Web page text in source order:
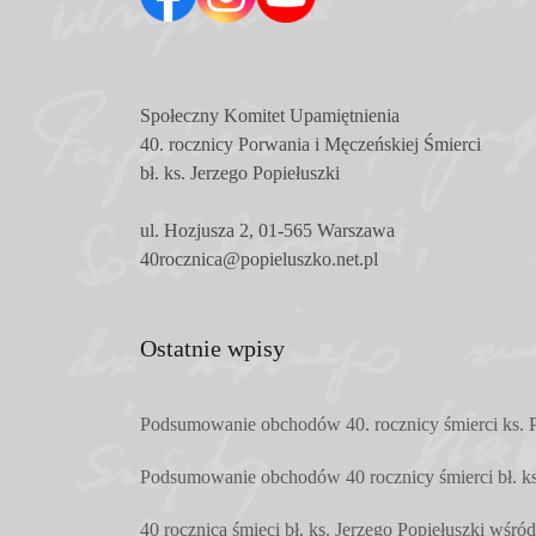
Społeczny Komitet Upamiętnienia
40. rocznicy Porwania i Męczeńskiej Śmierci
bł. ks. Jerzego Popiełuszki
ul. Hozjusza 2, 01-565 Warszawa
40rocznica@popieluszko.net.pl
Ostatnie wpisy
Podsumowanie obchodów 40. rocznicy śmierci ks.
Podsumowanie obchodów 40 rocznicy śmierci bł.
40 rocznica śmieci bł. ks. Jerzego Popiełuszki